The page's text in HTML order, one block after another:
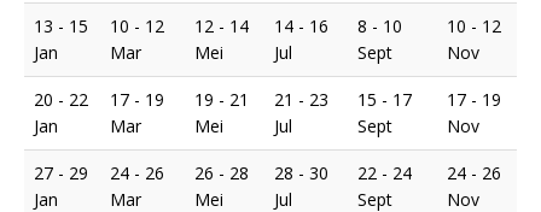
13 - 15
Jan
10 - 12
Mar
12 - 14
Mei
14 - 16
Jul
8 - 10
Sept
10 - 12
Nov
20 - 22
Jan
17 - 19
Mar
19 - 21
Mei
21 - 23
Jul
15 - 17
Sept
17 - 19
Nov
27 - 29
Jan
24 - 26
Mar
26 - 28
Mei
28 - 30
Jul
22 - 24
Sept
24 - 26
Nov